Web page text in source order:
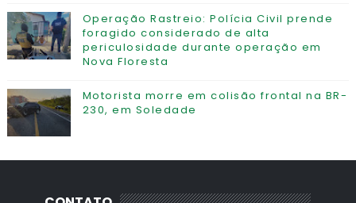
Operação Rastreio: Polícia Civil prende
foragido considerado de alta
periculosidade durante operação em
Nova Floresta
Motorista morre em colisão frontal na BR-
230, em Soledade